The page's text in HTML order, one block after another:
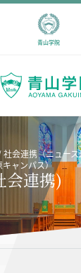
青山学院
社会連携（ニュース
キャンパス）
会連携)